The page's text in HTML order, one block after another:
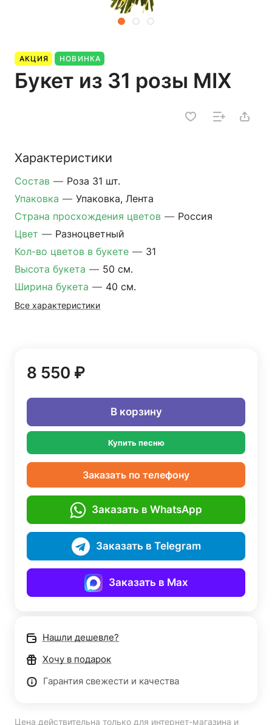
АКЦИЯ НОВИНКА
Букет из 31 розы MIX
Характеристики
Состав — Роза 31 шт.
Упаковка — Упаковка, Лента
Страна просхождения цветов — Россия
Цвет — Разноцветный
Кол-во цветов в букете — 31
Высота букета — 50 см.
Ширина букета — 40 см.
Все характеристики
8 550 ₽
В корзину
Купить песню
Заказать по телефону
Заказать в WhatsApp
Заказать в Telegram
Заказать в Max
Нашли дешевле?
Хочу в подарок
Гарантия свежести и качества
Цена действительна только для интернет-магазина и